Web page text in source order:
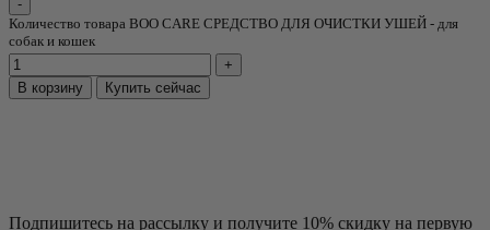
Количество товара BOO CARE СРЕДСТВО ДЛЯ ОЧИСТКИ УШЕЙ - для
собак и кошек
В корзину Купить сейчас
Подпишитесь на рассылку и получите 10% скидку на первую